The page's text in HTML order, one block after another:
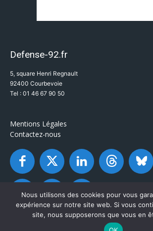
Defense-92.fr
5, square Henri Regnault
92400 Courbevoie
Tel : 01 46 67 90 50
Mentions Légales
Contactez-nous
Nous utilisons des cookies pour vous
expérience sur notre site web. Si vous
site, nous supposerons que vous en